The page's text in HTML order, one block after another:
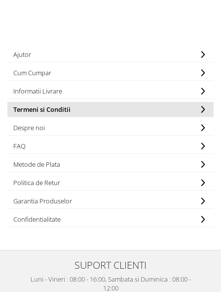
Ajutor
Cum Cumpar
Informatii Livrare
Termeni si Conditii
Despre noi
FAQ
Metode de Plata
Politica de Retur
Garantia Produselor
Confidentialitate
SUPORT CLIENTI
Luni - Vineri : 08:00 - 16:00, Sambata si Duminica : 08:00 -
12:00